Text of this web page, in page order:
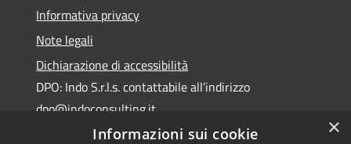
Informativa privacy
Note legali
Dichiarazione di accessibilità
DPO: Indo S.r.l.s. contattabile all’indirizzo
dpo@indoconsulting.it
×
Informazioni sui cookie